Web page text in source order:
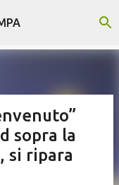
sopra la
si ripara